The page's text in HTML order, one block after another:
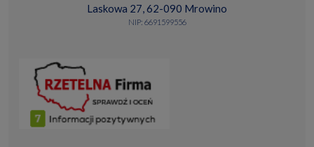
Laskowa 27, 62-090 Mrowino
NIP: 6691599556